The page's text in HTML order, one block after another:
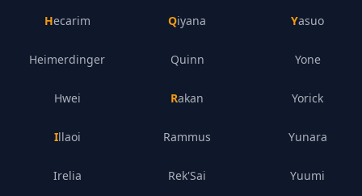
Hecarim
Heimerdinger
Hwei
Illaoi
Irelia
Qiyana
Quinn
Rakan
Rammus
Rek'Sai
Yasuo
Yone
Yorick
Yunara
Yuumi